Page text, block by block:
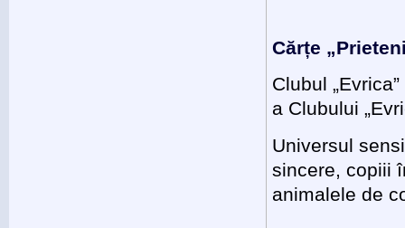
Cărțe
Clubul
a Clubului
Universul
sincere, copiii
animalele de